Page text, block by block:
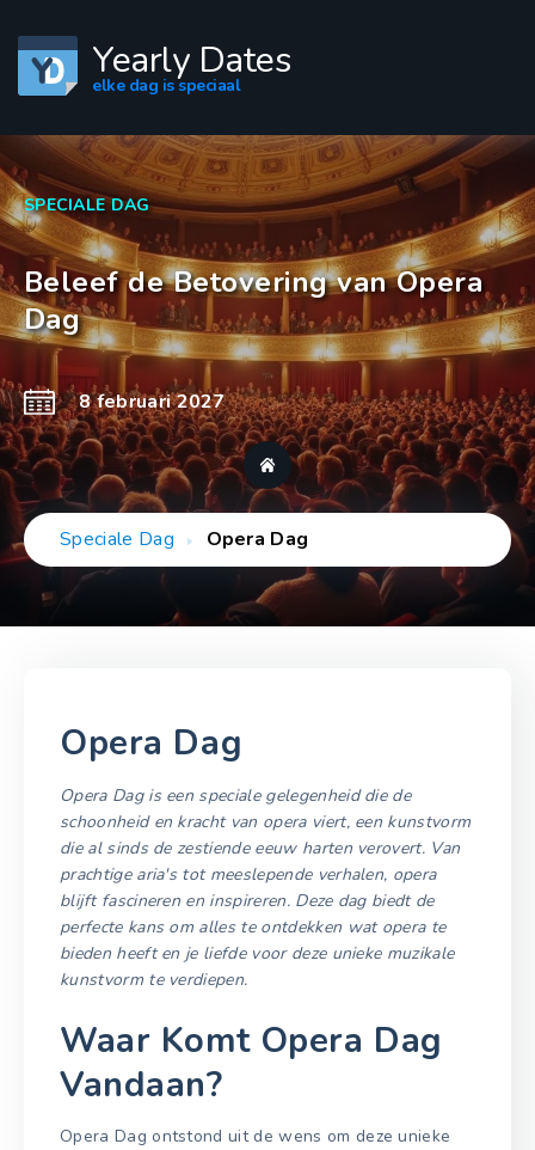
Yearly Dates
elke dag is speciaal
SPECIALE DAG
Beleef de Betovering van Opera
Dag
8 februari 2027
Speciale Dag Opera Dag
Opera Dag
Opera Dag is een speciale gelegenheid die de
schoonheid en kracht van opera viert, een kunstvorm
die al sinds de zestiende eeuw harten verovert. Van
prachtige aria's tot meeslepende verhalen, opera
blijft fascineren en inspireren. Deze dag biedt de
perfecte kans om alles te ontdekken wat opera te
bieden heeft en je liefde voor deze unieke muzikale
kunstvorm te verdiepen.
Waar Komt Opera Dag
Vandaan?
Opera Dag ontstond uit de wens om deze unieke